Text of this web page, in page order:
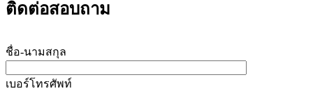
ติดต่อสอบถาม
ชื่อ-นามสกุล
เบอร์โทรศัพท์